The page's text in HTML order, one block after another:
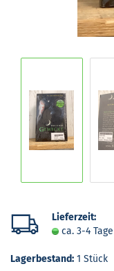
Lieferzeit:
ca. 3-4 Tage
Lagerbestand: 1 Stück